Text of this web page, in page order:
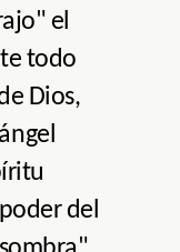
el
todo
Dios,
del